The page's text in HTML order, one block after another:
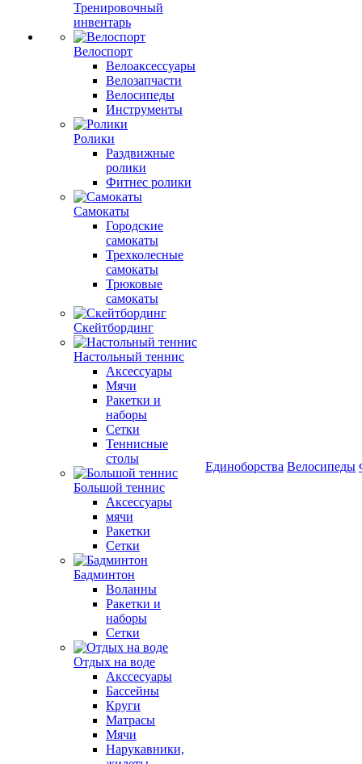
Тренировочный
инвентарь
Велоспорт
Велоаксессуары
Велозапчасти
Велосипеды
Инструменты
Ролики
Раздвижные
ролики
Фитнес ролики
Самокаты
Городские
самокаты
Трехколесные
самокаты
Трюковые
самокаты
Скейтбординг
Настольный теннис
Аксессуары
Мячи
Ракетки и
наборы
Сетки
Теннисные
столы
Большой теннис
Аксессуары
мячи
Ракетки
Сетки
Бадминтон
Воланны
Ракетки и
наборы
Сетки
Отдых на воде
Акссесуары
Бассейны
Круги
Матрасы
Мячи
Нарукавники,
Единоборства Велосипеды